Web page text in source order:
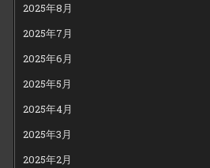
2025年8月
2025年7月
2025年6月
2025年5月
2025年4月
2025年3月
2025年2月